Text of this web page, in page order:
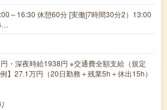
～16:30 休憩60分 [実働]7時間30分2）13:00
・深夜時給1938円 ※交通費全額支給（規定
】27.1万円（20日勤務＋残業5h＋休出15h）